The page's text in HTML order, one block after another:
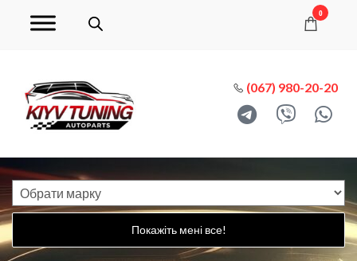
0
(067) 980-20-20
Покажіть мені все!